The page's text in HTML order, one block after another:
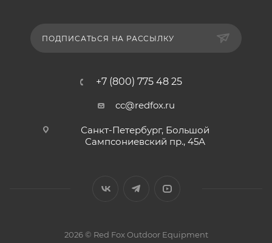
ПОДПИСАТЬСЯ НА РАССЫЛКУ
+7 (800) 775 48 25
cc@redfox.ru
Санкт-Петербург, Большой
Сампсониевский пр., 45А
2026 © Red Fox Outdoor Equipment